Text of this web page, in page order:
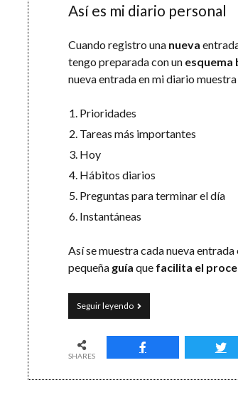
Así es mi diario personal
Cuando registro una nueva
tengo preparada con un esquema
nueva entrada en mi diario
Prioridades
Tareas más importantes
Hoy
Hábitos diarios
Preguntas para terminar el día
Instantáneas
Así se muestra cada nueva
pequeña guía que facilita el
Seguir leyendoEl
buen
de
escribir
un
SHARES